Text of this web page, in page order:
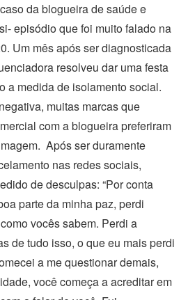
da blogueira de saúde e
episódio que foi muito falado na
Um mês após ser diagnosticada
resolveu dar uma festa
a medida de isolamento social.
muitas marcas que
com a blogueira preferiram
Após ser duramente
nas redes sociais,
de desculpas: “Por conta
parte da minha paz, perdi
vocês sabem. Perdi a
de tudo isso, o que eu mais perdi
a me questionar demais,
você começa a acreditar em